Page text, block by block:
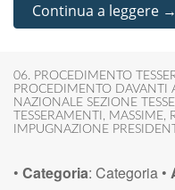
Continua a leggere →
06. PROCEDIMENTO
PROCEDIMENTO DAVANTI
NAZIONALE SEZIONE
TESSERAMENTI , MASSIME,
IMPUGNAZIONE
• Categoria: Categoria •